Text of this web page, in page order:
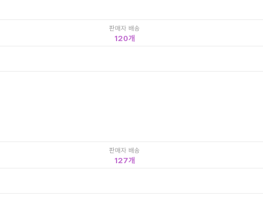
판매자 배송
120
판매자 배송
127